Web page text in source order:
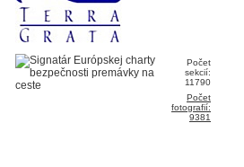
Počet
sekcií:
11790
Počet
fotografií:
9381